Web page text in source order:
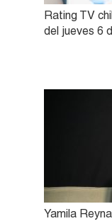
Rating TV
del jueves 6
Yamila